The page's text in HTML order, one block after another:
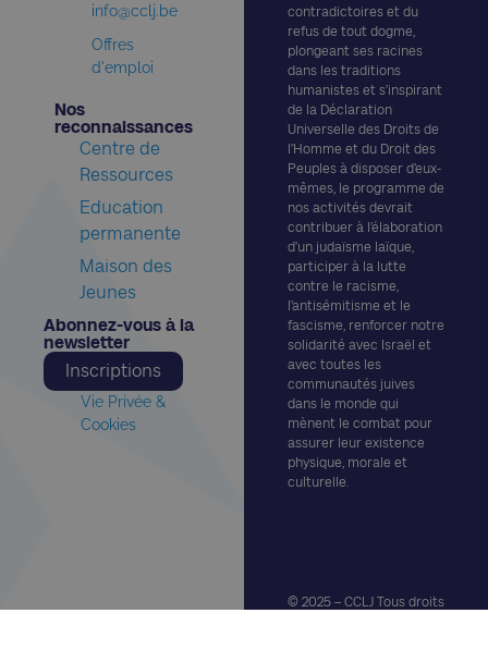
contradictoires et du
refus de tout dogme,
plongeant ses racines
dans les traditions
humanistes et s’inspirant
de la Déclaration
Universelle des Droits de
l’Homme et du Droit des
Peuples à disposer d’eux-
mêmes, le programme de
nos activités devrait
contribuer à l’élaboration
d’un judaïsme laïque,
participer à la lutte
contre le racisme,
l’antisémitisme et le
fascisme, renforcer notre
solidarité avec Israël et
avec toutes les
communautés juives
dans le monde qui
mènent le combat pour
assurer leur existence
physique, morale et
culturelle.
© 2025 – CCLJ Tous droits
info@cclj.be
Offres
d'emploi
Nos
reconnaissances​
Centre de
Ressources
Education
permanente
Maison des
Jeunes
Abonnez-vous à la
newsletter​
Inscriptions
Vie Privée &
Cookies